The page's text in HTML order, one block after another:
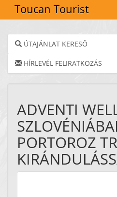
Toucan Tourist
ÚTAJÁNLAT KERESŐ
HÍRLEVÉL FELIRATKOZÁS
ADVENTI
PORTOROZ